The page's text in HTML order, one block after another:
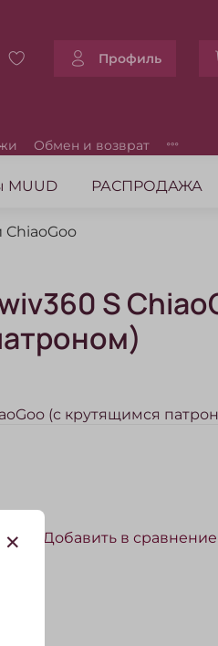
Профиль
Обмен и возврат
MUUD РАСПРОДАЖА
ChiaoGoo
S
Добавить в сравнение
(с крутящимся